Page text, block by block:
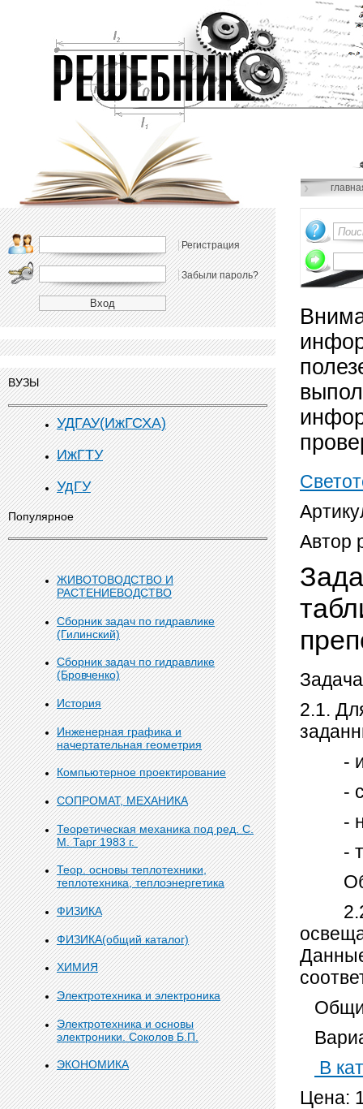
Регистрация
Забыли пароль?
ВУЗЫ
УДГАУ(ИжГСХА)
ИжГТУ
УдГУ
Популярное
ЖИВОТОВОДСТВО И
РАСТЕНИЕВОДСТВО
Сборник задач по гидравлике
(Гилинский)
Сборник задач по гидравлике
(Бровченко)
История
Инженерная графика и
начертательная геометрия
Компьютерное проектирование
СОПРОМАТ, МЕХАНИКА
Теоретическая механика под ред. С.
М. Тарг 1983 г.
Теор. основы теплотехники,
теплотехника, теплоэнергетика
ФИЗИКА
ФИЗИКА(общий каталог)
ХИМИЯ
Электротехника и электроника
Электротехника и основы
электроники. Соколов Б.П.
ЭКОНОМИКА
Автор
2.1.
-
-
-
- тип
2.2.
В
Цена: